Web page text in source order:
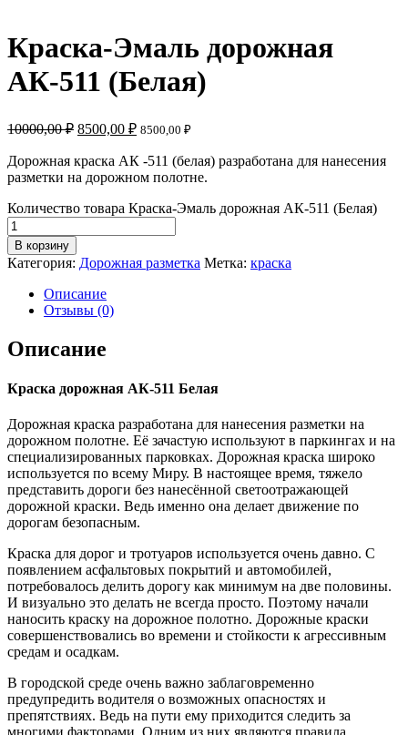
Краска-Эмаль дорожная
АК-511 (Белая)
10000,00₽ 8500,00 ₽ 8500,00 ₽
Дорожная краска АК -511 (белая) разработана для нанесения
разметки на дорожном полотне.
Количество товара Краска-Эмаль дорожная АК-511 (Белая)
В корзину
Категория: Дорожная разметка Метка: краска
Описание
Отзывы (0)
Описание
Краска дорожная АК-511 Белая
Дорожная краска разработана для нанесения разметки на
дорожном полотне. Её зачастую используют в паркингах и на
специализированных парковках. Дорожная краска широко
используется по всему Миру. В настоящее время, тяжело
представить дороги без нанесённой светоотражающей
дорожной краски. Ведь именно она делает движение по
дорогам безопасным.
Краска для дорог и тротуаров используется очень давно. С
появлением асфальтовых покрытий и автомобилей,
потребовалось делить дорогу как минимум на две половины.
И визуально это делать не всегда просто. Поэтому начали
наносить краску на дорожное полотно. Дорожные краски
совершенствовались во времени и стойкости к агрессивным
средам и осадкам.
В городской среде очень важно заблаговременно
предупредить водителя о возможных опасностях и
препятствиях. Ведь на пути ему приходится следить за